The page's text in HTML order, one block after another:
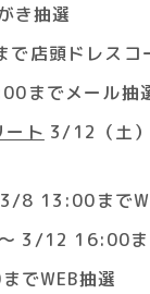
き抽選
店頭ドレスコ
までメール抽
ート 3/12（土
3/8 13:00まで
3/12 16:00ま
でWEB抽選